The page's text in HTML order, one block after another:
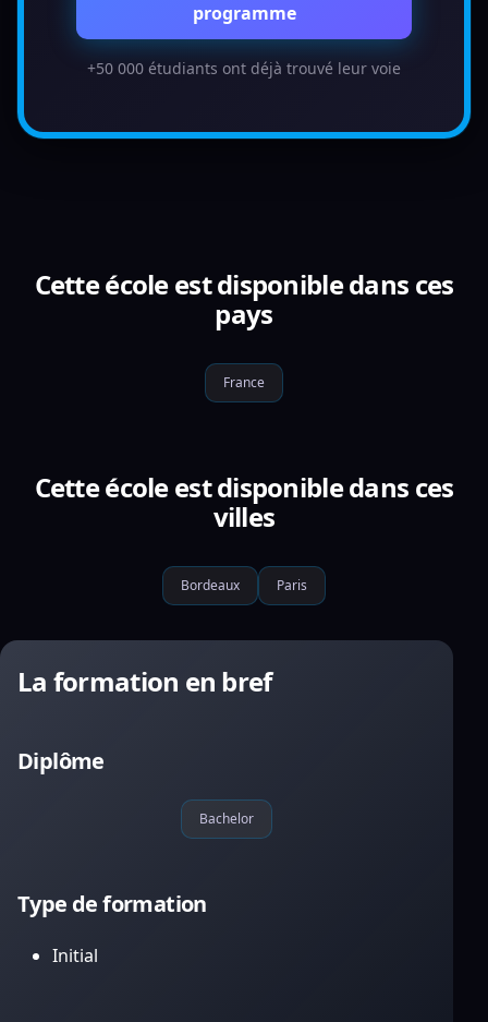
programme
+50 000 étudiants ont déjà trouvé leur voie
Cette école est disponible dans ces
pays
France
Cette école est disponible dans ces
villes
Bordeaux Paris
La formation en bref
Diplôme
Bachelor
Type de formation
Initial